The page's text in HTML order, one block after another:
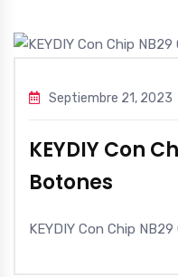
Septiembre 21, 2023
KEYDIY Con
Botones
KEYDIY Con Chip